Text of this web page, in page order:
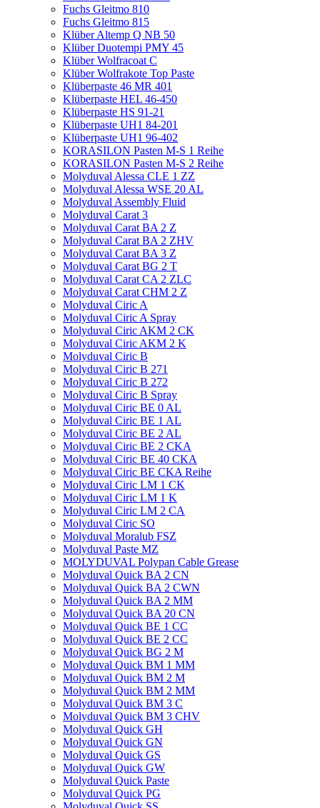
Fuchs Gleitmo 810
Fuchs Gleitmo 815
Klüber Altemp Q NB 50
Klüber Duotempi PMY 45
Klüber Wolfracoat C
Klüber Wolfrakote Top Paste
Klüberpaste 46 MR 401
Klüberpaste HEL 46-450
Klüberpaste HS 91-21
Klüberpaste UH1 84-201
Klüberpaste UH1 96-402
KORASILON Pasten M-S 1 Reihe
KORASILON Pasten M-S 2 Reihe
Molyduval Alessa CLE 1 ZZ
Molyduval Alessa WSE 20 AL
Molyduval Assembly Fluid
Molyduval Carat 3
Molyduval Carat BA 2 Z
Molyduval Carat BA 2 ZHV
Molyduval Carat BA 3 Z
Molyduval Carat BG 2 T
Molyduval Carat CA 2 ZLC
Molyduval Carat CHM 2 Z
Molyduval Ciric A
Molyduval Ciric A Spray
Molyduval Ciric AKM 2 CK
Molyduval Ciric AKM 2 K
Molyduval Ciric B
Molyduval Ciric B 271
Molyduval Ciric B 272
Molyduval Ciric B Spray
Molyduval Ciric BE 0 AL
Molyduval Ciric BE 1 AL
Molyduval Ciric BE 2 AL
Molyduval Ciric BE 2 CKA
Molyduval Ciric BE 40 CKA
Molyduval Ciric BE CKA Reihe
Molyduval Ciric LM 1 CK
Molyduval Ciric LM 1 K
Molyduval Ciric LM 2 CA
Molyduval Ciric SO
Molyduval Moralub FSZ
Molyduval Paste MZ
MOLYDUVAL Polypan Cable Grease
Molyduval Quick BA 2 CN
Molyduval Quick BA 2 CWN
Molyduval Quick BA 2 MM
Molyduval Quick BA 20 CN
Molyduval Quick BE 1 CC
Molyduval Quick BE 2 CC
Molyduval Quick BG 2 M
Molyduval Quick BM 1 MM
Molyduval Quick BM 2 M
Molyduval Quick BM 2 MM
Molyduval Quick BM 3 C
Molyduval Quick BM 3 CHV
Molyduval Quick GH
Molyduval Quick GN
Molyduval Quick GS
Molyduval Quick GW
Molyduval Quick Paste
Molyduval Quick PG